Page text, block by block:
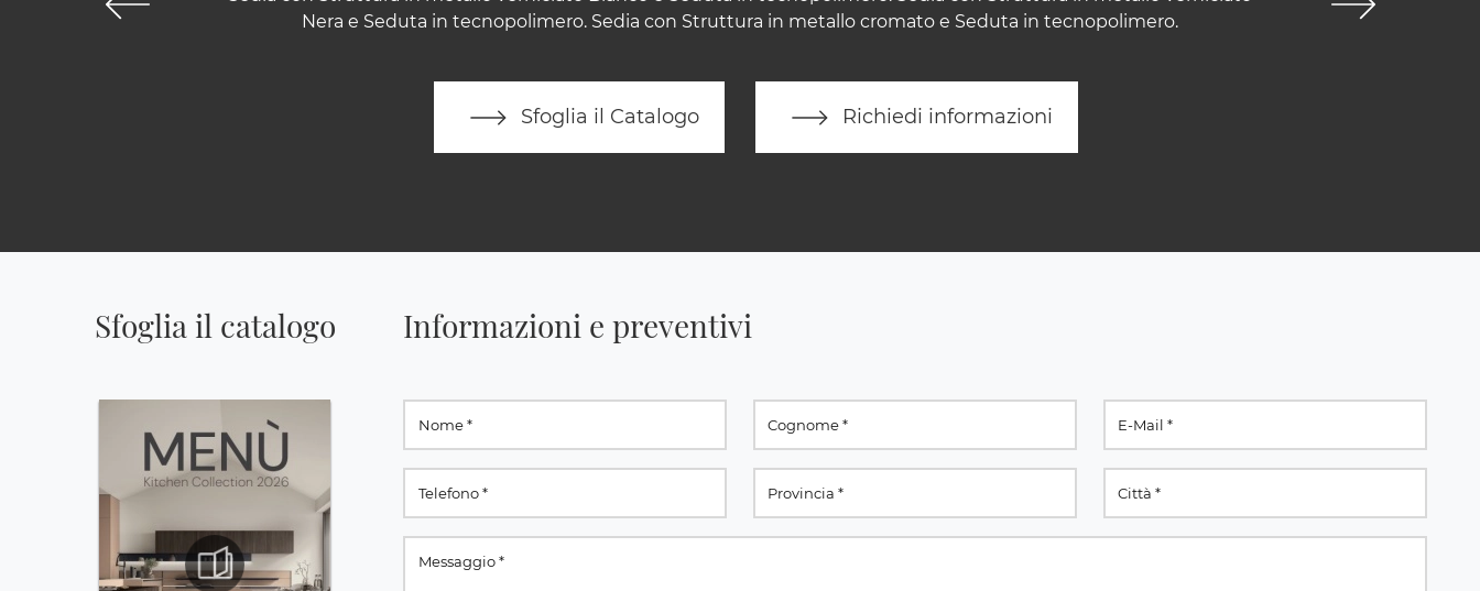
Nera e Seduta in tecnopolimero. Sedia con Struttura in metallo cromato e Seduta in tecnopolimero.
Sfoglia il Catalogo Richiedi informazioni
Sfoglia il catalogo Informazioni e preventivi